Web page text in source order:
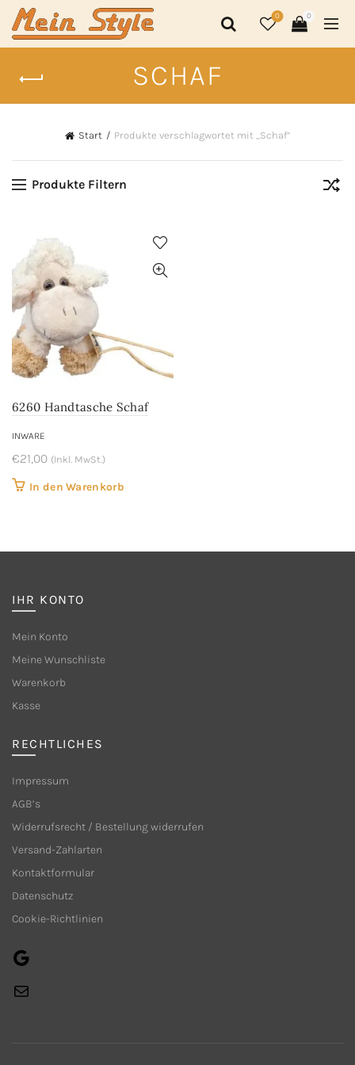
0 0
SCHAF
Start Produkte verschlagwortet mit „Schaf“
Produkte Filtern
6260 Handtasche Schaf
INWARE
€21,00 (Inkl. MwSt.)
In den Warenkorb
IHR KONTO
Mein Konto
Meine Wunschliste
Warenkorb
Kasse
RECHTLICHES
Impressum
AGB’s
Widerrufsrecht / Bestellung widerrufen
Versand-Zahlarten
Kontaktformular
Datenschutz
Cookie-Richtlinien